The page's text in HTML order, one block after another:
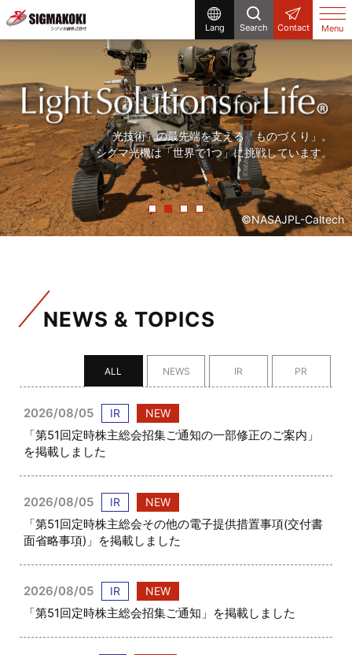
Lang Search Contact Menu
まだ世の中にないものを「光」で創る。
シグマ光機は「光」で社会に貢献しています。
「光技術」の最先端を支える「ものづくり」。
シグマ光機は「世界で1つ」に挑戦しています。
©NASAJPL-Caltech
研究開発から生産設備まで、
シグマ光機は「光」で解決する企業です。
「精度の高い製品を、より早く」。
常に「挑戦」をしていく、それが私たちシグマ光機です。
NEWS & TOPICS
ALL NEWS IR PR
2026/08/05 IR NEW
「第51回定時株主総会招集ご通知の一部修正のご案内」
を掲載しました
2026/08/05 IR NEW
「第51回定時株主総会その他の電子提供措置事項(交付書
面省略事項)」を掲載しました
2026/08/05 IR NEW
「第51回定時株主総会招集ご通知」を掲載しました